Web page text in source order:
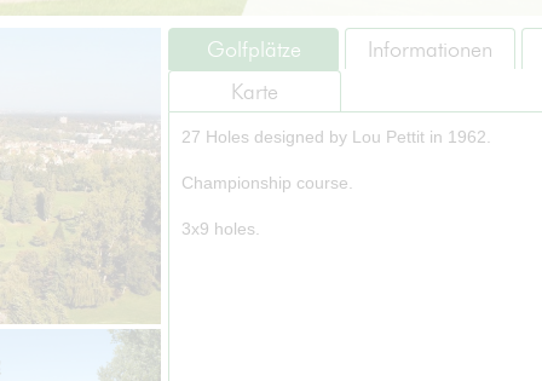
Golfplätze Informationen
Karte
27 Holes designed by Lou Pettit in 1962.
Championship course.
3x9 holes.